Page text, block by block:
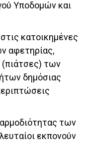
Υποδομών και
κατοικημένες
αφετηρίας,
των
δημόσιας
των
εκπονούν